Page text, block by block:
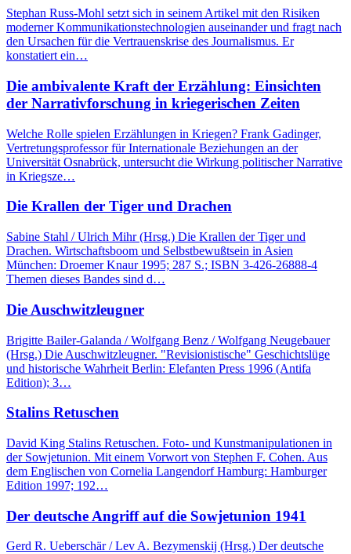
Stephan Russ-Mohl setzt sich in seinem Artikel mit den Risiken
moderner Kommunikationstechnologien auseinander und fragt nach
den Ursachen für die Vertrauenskrise des Journalismus. Er
konstatiert ein…
Die ambivalente Kraft der Erzählung: Einsichten
der Narrativforschung in kriegerischen Zeiten
Welche Rolle spielen Erzählungen in Kriegen? Frank Gadinger,
Vertretungsprofessor für Internationale Beziehungen an der
Universität Osnabrück, untersucht die Wirkung politischer Narrative
in Kriegsze…
Die Krallen der Tiger und Drachen
Sabine Stahl / Ulrich Mihr (Hrsg.) Die Krallen der Tiger und
Drachen. Wirtschaftsboom und Selbstbewußtsein in Asien
München: Droemer Knaur 1995; 287 S.; ISBN 3-426-26888-4
Themen dieses Bandes sind d…
Die Auschwitzleugner
Brigitte Bailer-Galanda / Wolfgang Benz / Wolfgang Neugebauer
(Hrsg.) Die Auschwitzleugner. "Revisionistische" Geschichtslüge
und historische Wahrheit Berlin: Elefanten Press 1996 (Antifa
Edition); 3…
Stalins Retuschen
David King Stalins Retuschen. Foto- und Kunstmanipulationen in
der Sowjetunion. Mit einem Vorwort von Stephen F. Cohen. Aus
dem Englischen von Cornelia Langendorf Hamburg: Hamburger
Edition 1997; 192…
Der deutsche Angriff auf die Sowjetunion 1941
Gerd R. Ueberschär / Lev A. Bezymenskij (Hrsg.) Der deutsche